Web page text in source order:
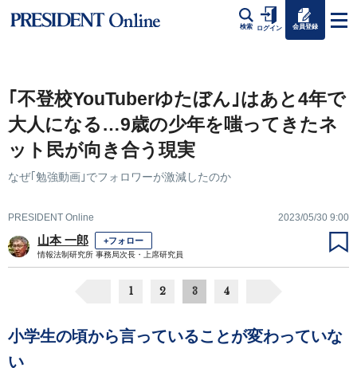
検索 ログイン 会員登録
｢不登校YouTuberゆたぼん｣はあと4年で
大人になる…9歳の少年を嗤ってきたネ
ット民が向き合う現実
なぜ｢勉強動画｣でフォロワーが激減したのか
PRESIDENT Online 2023/05/30 9:00
山本 一郎 +フォロー
情報法制研究所 事務局次長・上席研究員
1 2 3 4
小学生の頃から言っていることが変わっていな
い